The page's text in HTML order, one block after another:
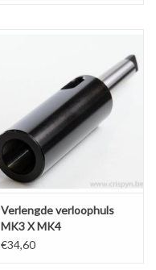
Verlengde verloophuls
MK3 X MK4
€34,60